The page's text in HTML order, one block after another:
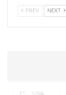
PREV NEXT